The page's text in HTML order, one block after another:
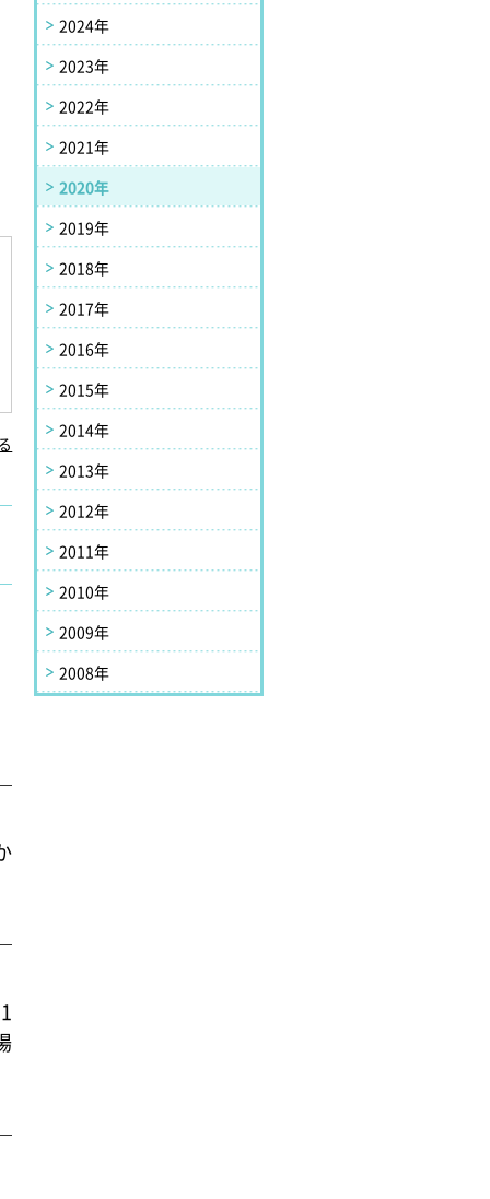
2024年
2023年
2022年
2021年
2020年
2019年
2018年
2017年
2016年
2015年
2014年
2013年
2012年
2011年
2010年
2009年
2008年